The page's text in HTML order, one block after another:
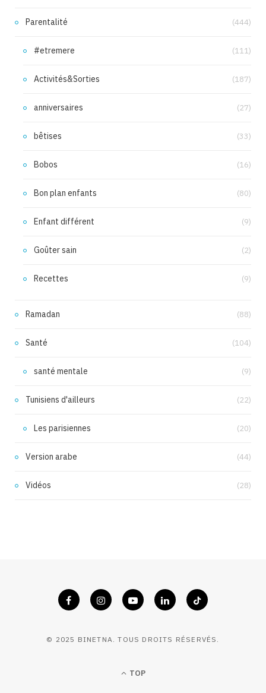
Parentalité (444)
#etremere (111)
Activités&Sorties (187)
anniversaires (27)
bêtises (33)
Bobos (16)
Bon plan enfants (80)
Enfant différent (9)
Goûter sain (2)
Recettes (9)
Ramadan (88)
Santé (104)
santé mentale (9)
Tunisiens d'ailleurs (22)
Les parisiennes (20)
Version arabe (44)
Vidéos (28)
© 2025 BINETNA. TOUS DROITS RÉSERVÉS.
TOP